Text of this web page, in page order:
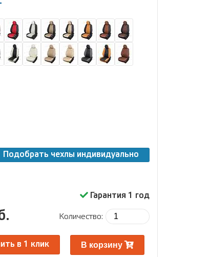
Подобрать чехлы индивидуально
Гарантия 1 год
Количество:
в 1 клик В корзину